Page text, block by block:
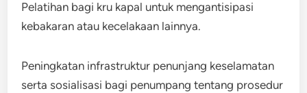
Pelatihan bagi kru kapal untuk mengantisipasi
kebakaran atau kecelakaan lainnya.
Peningkatan infrastruktur penunjang keselamatan
serta sosialisasi bagi penumpang tentang prosedur